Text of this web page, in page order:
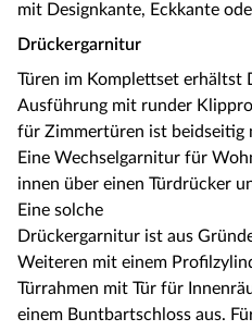
mit Designkante, Eckkante
Drückergarnitur
Türen im Komplettset erhältst
Ausführung mit runder
für Zimmertüren ist beidseitig
Eine Wechselgarnitur für
innen über einen Türdrücker
Eine solche
Drückergarnitur ist aus
Weiteren mit einem
Türrahmen mit Tür für
einem Buntbartschloss aus.